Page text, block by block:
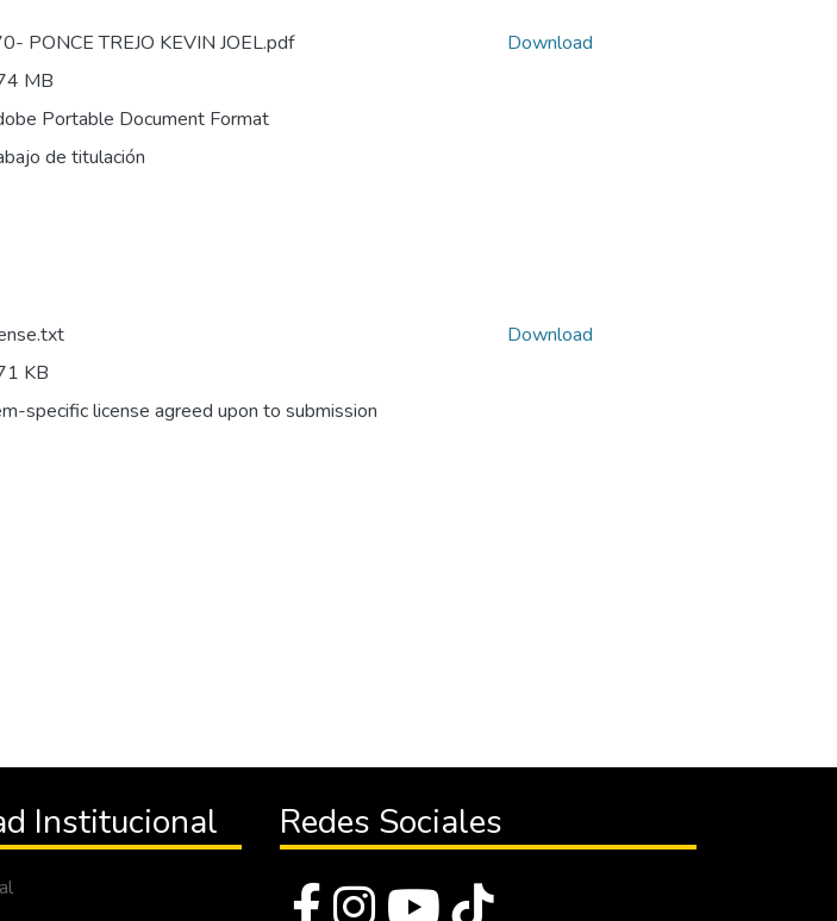
PONCE TREJO KEVIN JOEL.pdf
MB
Portable Document Format
de titulación
Download
KB
specific license agreed upon to submission
Download
Institucional Redes Sociales